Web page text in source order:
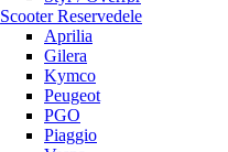
Scooter Reservedele
Aprilia
Gilera
Kymco
Peugeot
PGO
Piaggio